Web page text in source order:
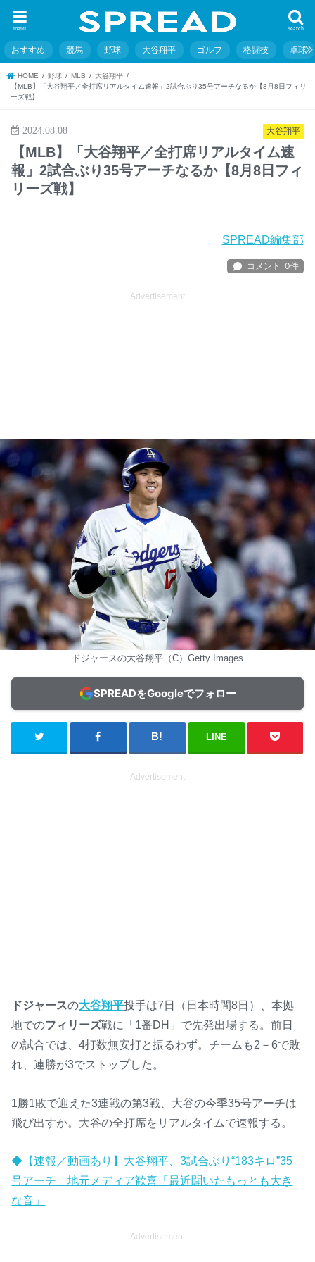
search
menu
おすすめ 競馬 野球 大谷翔平 ゴルフ 格闘技 卓球
HOME 野球 MLB
大谷翔平
【MLB】「大谷翔平／全打席リアルタイム速報」2試合ぶり35号アーチなるか【8月8日フィリ
ーズ戦】
大谷翔平
2024.08.08
【MLB】「大谷翔平／全打席リアルタイム速
報」2試合ぶり35号アーチなるか【8月8日フィ
リーズ戦】
SPREAD編集部
Advertisement
ドジャースの大谷翔平（C）Getty Images
SPREADをGoogleでフォロー
LINE
Advertisement
ドジャースの大谷翔平投手は7日（日本時間8日）、本拠
地でのフィリーズ戦に「1番DH」で先発出場する。前日
の試合では、4打数無安打と振るわず。チームも2－6で敗
れ、連勝が3でストップした。
1勝1敗で迎えた3連戦の第3戦、大谷の今季35号アーチは
飛び出すか。大谷の全打席をリアルタイムで速報する。
◆【速報／動画あり】大谷翔平、3試合ぶり“183キロ”35
号アーチ 地元メディア歓喜「最近聞いたもっとも大き
な音」
Advertisement